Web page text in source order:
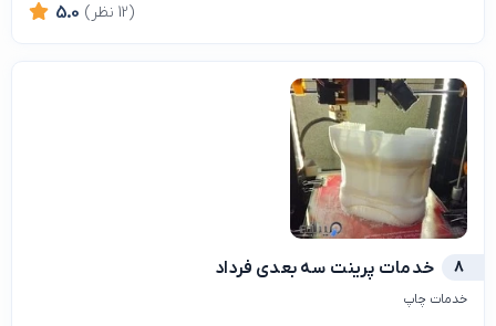
5.0 (12 نظر)
8 خدمات پرینت سه بعدی فرداد
خدمات چاپ